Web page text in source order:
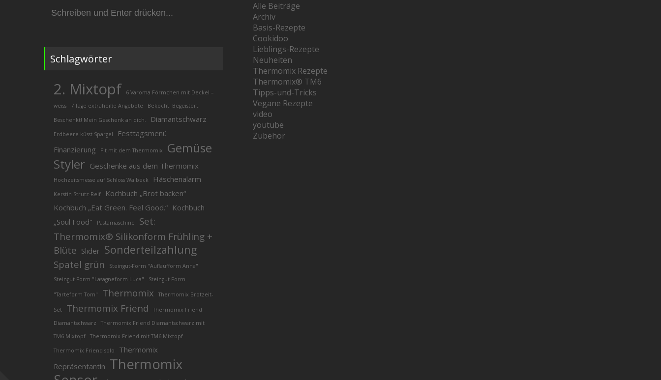
nach:
Schlagwörter
2. Mixtopf
6 Varoma Förmchen mit Deckel –
weiss
7 Tage extraheiße Angebote Bekocht. Begeistert.
Beschenkt! Mein Geschenk an dich. Diamantschwarz
Erdbeere küsst Spargel
Festtagsmenü
Finanzierung
Fit mit dem Thermomix
Gemüse
Styler Geschenke aus dem Thermomix
Hochzeitsmesse auf Schloss Walbeck Häschenalarm
Kerstin Strutz-Reif
Kochbuch „Brot backen“
Kochbuch „Eat Green. Feel Good.“ Kochbuch
„Soul Food"
Pastamaschine
Set:
Thermomix® Silikonform Frühling +
Blüte Slider Sonderteilzahlung
Spatel grün
Steingut-Form "Auflaufform Anna"
Steingut-Form "Lasagneform Luca"
Steingut-Form
"Tarteform Tom" Thermomix Thermomix Brotzeit-
Set Thermomix Friend
Thermomix Friend
Diamantschwarz
Thermomix Friend Diamantschwarz mit
TM6 Mixtopf
Thermomix Friend mit TM6 Mixtopf
Thermomix Friend solo
Thermomix
Repräsentantin Thermomix
Alle Beiträge
Archiv
Basis-Rezepte
Cookidoo
Lieblings-Rezepte
Neuheiten
Thermomix Rezepte
Thermomix® TM6
Tipps-und-Tricks
Vegane Rezepte
video
youtube
Zubehör